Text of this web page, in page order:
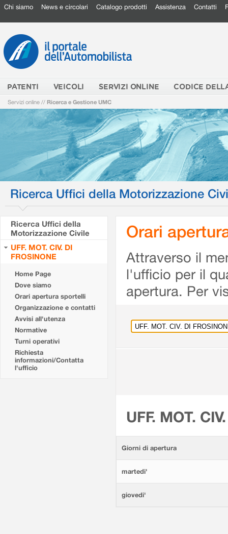
Chi siamo News e circolari Catalogo prodotti Assistenza Contatti
PATENTI VEICOLI SERVIZI ONLINE CODICE
Servizi online // Ricerca e Gestione UMC
Ricerca Uffici della Motorizzazione
Ricerca Uffici della
Motorizzazione Civile
UFF. MOT. CIV. DI
FROSINONE
Home Page
Dove siamo
Orari apertura sportelli
Organizzazione e contatti
Avvisi all'utenza
Normative
Turni operativi
Richiesta
informazioni/Contatta
l'ufficio
Orari
Attraverso il
l'ufficio per il
apertura. Per
UFF. MOT.
Giorni di apertura
martedi'
giovedi'